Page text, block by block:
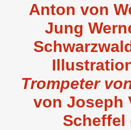
Anton von
Jung
Trompeter
von Joseph
Scheffel